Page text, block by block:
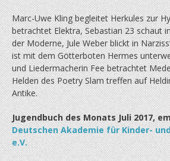
Marc-Uwe Kling begleitet Herkules zur
betrachtet Elektra, Sebastian 23 schaut
der Moderne, Jule Weber blickt in
ist mit dem Götterboten Hermes
und Liedermacherin Fee betrachtet
Helden des Poetry Slam treffen auf
Antike.
Jugendbuch des Monats Juli 2017,
Deutschen Akademie für Kinder-
e.V.